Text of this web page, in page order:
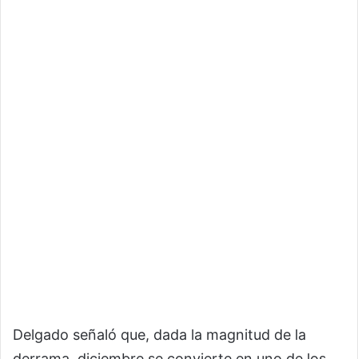
Delgado señaló que, dada la magnitud de la